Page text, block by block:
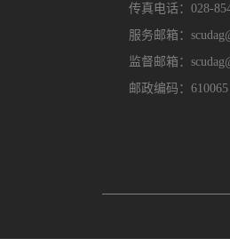
传真电话：028-
服务邮箱：
监督邮箱：
邮政编码：610065